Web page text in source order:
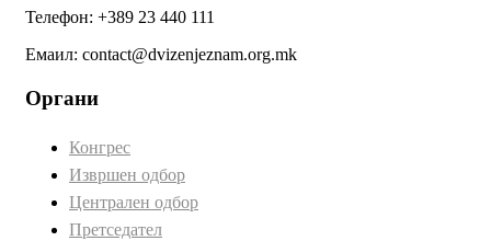
Телефон: +389 23 440 111
Емаил: contact@dvizenjeznam.org.mk
Органи
Конгрес
Извршен одбор
Централен одбор
Претседател